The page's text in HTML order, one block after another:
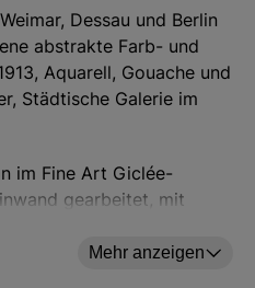
Dessau und Berlin
abstrakte Farb- und
Aquarell, Gouache und
Städtische Galerie im
im Fine Art Giclée-
gearbeitet, mit
Mehr anzeigen